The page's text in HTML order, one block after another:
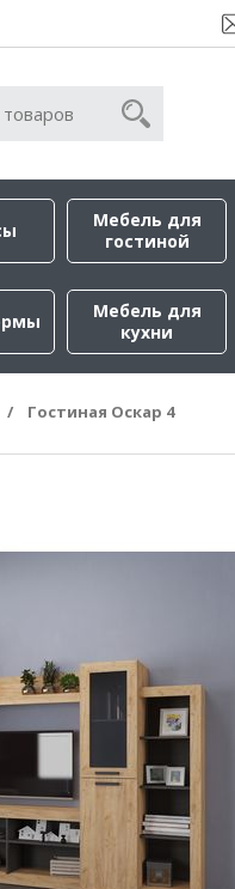
Мебель для
гостиной
Мебель для
кухни
Гостиная Оскар 4